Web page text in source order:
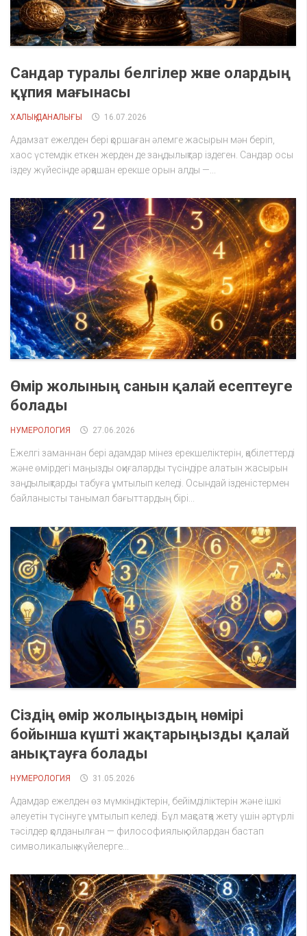
Сандар туралы белгілер және олардың
құпия мағынасы
ХАЛЫҚ ДАНАЛЫҒЫ 16.07.2026
Адамзат ежелден бері қоршаған әлемге жасырын мән беріп,
хаос үстемдік еткен жерден де заңдылықтар іздеген. Сандар осы
іздеу жүйесінде әрқашан ерекше орын алды —...
Өмір жолының санын қалай есептеуге
болады
НУМЕРОЛОГИЯ 27.06.2026
Ежелгі заманнан бері адамдар мінез ерекшеліктерін, қабілеттерді
және өмірдегі маңызды оқиғаларды түсіндіре алатын жасырын
заңдылықтарды табуға ұмтылып келеді. Осындай ізденістермен
байланысты танымал бағыттардың бірі...
Сіздің өмір жолыңыздың нөмірі
бойынша күшті жақтарыңызды қалай
анықтауға болады
НУМЕРОЛОГИЯ 31.05.2026
Адамдар ежелден өз мүмкіндіктерін, бейімділіктерін және ішкі
әлеуетін түсінуге ұмтылып келеді. Бұл мақсатқа жету үшін әртүрлі
тәсілдер қолданылған — философиялық ойлардан бастап
символикалық жүйелерге...